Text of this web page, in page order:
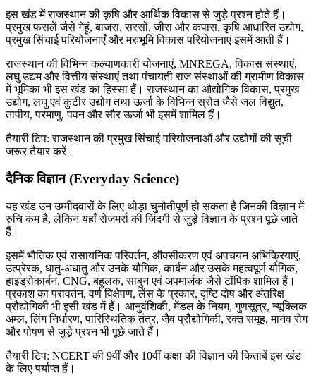
इस खंड में राजस्थान की कृषि और आर्थिक विकास से जुड़े प्रश्न होते हैं।
प्रमुख फसलें जैसे गेहूं, बाजरा, सरसों, जीरा और कपास, कृषि आधारित उद्योग,
प्रमुख सिंचाई परियोजनाएँ और मरुभूमि विकास परियोजनाएं इसमें आती हैं।
राजस्थान की विभिन्न कल्याणकारी योजनाएं, MNREGA, विकास संस्थाएं,
लघु उद्यम और वित्तीय संस्थाएं तथा पंचायती राज संस्थाओं की ग्रामीण विकास
में भूमिका भी इस खंड का हिस्सा हैं। राजस्थान का औद्योगिक विकास, प्रमुख
उद्योग, लघु एवं कुटीर उद्योग तथा ऊर्जा के विभिन्न स्रोत जैसे जल विद्युत,
तापीय, परमाणु, पवन और सौर ऊर्जा भी इसमें शामिल हैं।
तैयारी टिप: राजस्थान की प्रमुख सिंचाई परियोजनाओं और उद्योगों की सूची
जरूर तैयार करें।
दैनिक विज्ञान (Everyday Science)
यह खंड उन उम्मीदवारों के लिए थोड़ा चुनौतीपूर्ण हो सकता है जिनकी विज्ञान में
रुचि कम है, लेकिन यहाँ रोजमर्रा की जिंदगी से जुड़े विज्ञान के प्रश्न पूछे जाते
हैं।
इसमें भौतिक एवं रासायनिक परिवर्तन, ऑक्सीकरण एवं अपचयन अभिक्रियाएं,
उत्प्रेरक, धातु-अधातु और उनके यौगिक, कार्बन और उसके महत्वपूर्ण यौगिक,
हाइड्रोकार्बन, CNG, बहुलक, साबुन एवं अपमार्जक जैसे टॉपिक शामिल हैं।
प्रकाश का परावर्तन, वर्ण विक्षेपण, लेंस के प्रकार, दृष्टि दोष और अंतरिक्ष
प्रौद्योगिकी भी इसी खंड में हैं। आनुवंशिकी, मेंडल के नियम, गुणसूत्र, न्यूक्लिक
अम्ल, लिंग निर्धारण, पारिस्थितिक तंत्र, जैव प्रौद्योगिकी, रक्त समूह, मानव रोग
और पोषण से जुड़े प्रश्न भी पूछे जाते हैं।
तैयारी टिप: NCERT की 9वीं और 10वीं कक्षा की विज्ञान की किताबें इस खंड
के लिए पर्याप्त हैं।